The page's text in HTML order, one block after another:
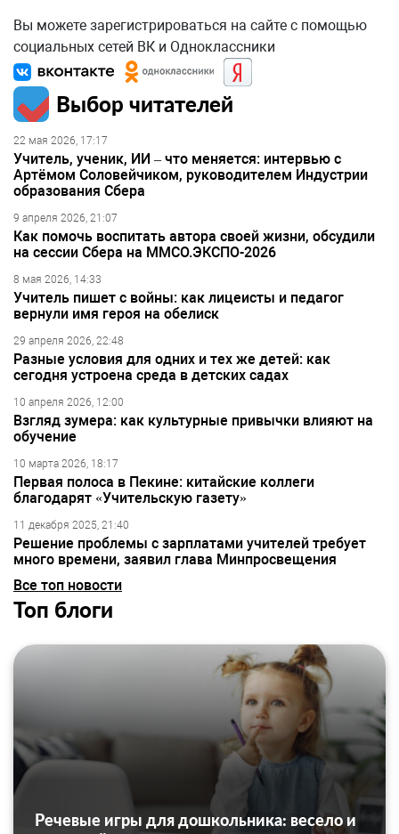
Вы можете зарегистрироваться на сайте с помощью
социальных сетей ВК и Одноклассники
Выбор читателей
22 мая 2026, 17:17
Учитель, ученик, ИИ – что меняется: интервью с
Артёмом Соловейчиком, руководителем Индустрии
образования Сбера
9 апреля 2026, 21:07
Как помочь воспитать автора своей жизни, обсудили
на сессии Сбера на ММСО.ЭКСПО-2026
8 мая 2026, 14:33
Учитель пишет с войны: как лицеисты и педагог
вернули имя героя на обелиск
29 апреля 2026, 22:48
Разные условия для одних и тех же детей: как
сегодня устроена среда в детских садах
10 апреля 2026, 12:00
Взгляд зумера: как культурные привычки влияют на
обучение
10 марта 2026, 18:17
Первая полоса в Пекине: китайские коллеги
благодарят «Учительскую газету»
11 декабря 2025, 21:40
Решение проблемы с зарплатами учителей требует
много времени, заявил глава Минпросвещения
Все топ новости
Топ блоги
Речевые игры для дошкольника: весело и